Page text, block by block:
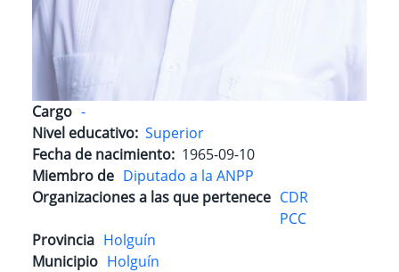
Cargo -
Nivel educativo Superior
Fecha de nacimiento 1965-09-10
Miembro de Diputado a la ANPP
Organizaciones a las que pertenece CDR
PCC
Provincia Holguín
Municipio Holguín